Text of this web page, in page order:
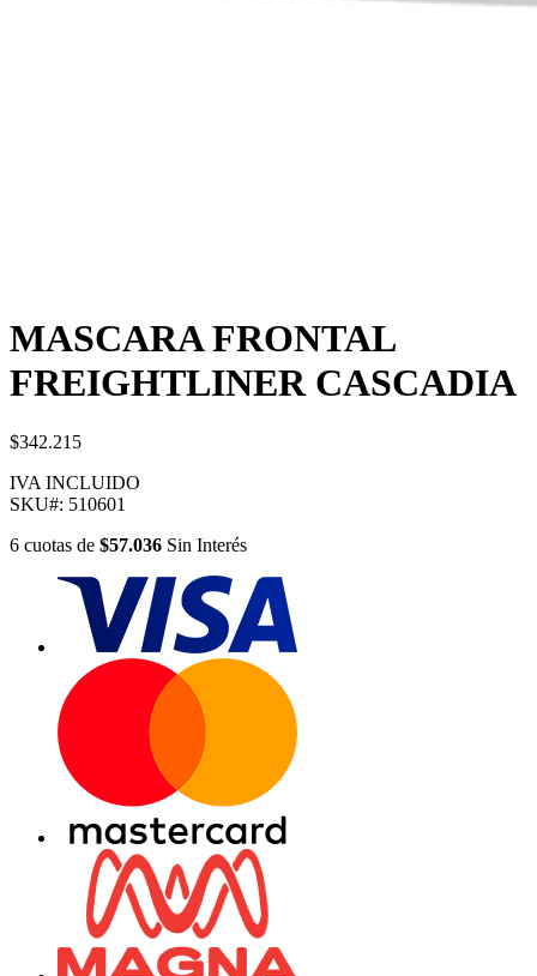
MASCARA FRONTAL
FREIGHTLINER CASCADIA
$342.215
IVA INCLUIDO
SKU#: 510601
6 cuotas de $57.036 Sin Interés